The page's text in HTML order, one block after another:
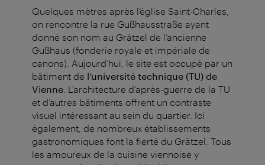
Quelques mètres après l’église Saint-Charles,
on rencontre la rue Gußhausstraße ayant
donné son nom au Grätzel de l’ancienne
Gußhaus (fonderie royale et impériale de
canons). Aujourd’hui, le site est occupé par un
bâtiment de l’université technique (TU) de
Vienne . L’architecture d’après-guerre de la TU
et d’autres bâtiments offrent un contraste
visuel intéressant au sein du quartier. Ici
également, de nombreux établissements
gastronomiques font la fierté du Grätzel. Tous
les amoureux de la cuisine viennoise y